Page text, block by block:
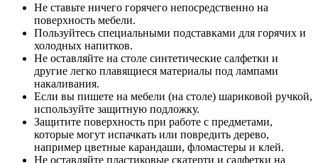
Не ставьте ничего горячего непосредственно на
поверхность мебели.
Пользуйтесь специальными подставками для горячих и
холодных напитков.
Не оставляйте на столе синтетические салфетки и
другие легко плавящиеся материалы под лампами
накаливания.
Если вы пишете на мебели (на столе) шариковой ручкой,
используйте защитную подложку.
Защитите поверхность при работе с предметами,
которые могут испачкать или повредить дерево,
например цветные карандаши, фломастеры и клей.
Не оставляйте пластиковые скатерти и салфетки на